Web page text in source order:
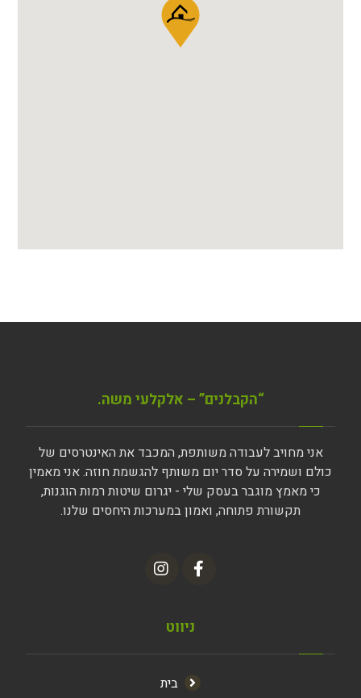
“הקבלנים” – אלקלעי משה.
אני מחויב לעבודה משותפת, המכבד את האינטרסים של
כולם ושמירה על סדר יום משותף להגשמת חוזה. אני מאמין
כי מאמץ מוגבר בעסק שלי - יגרום שיטות רמות הוגנות,
תקשורת פתוחה, ואמון במערכות היחסים שלנו.
ניווט
בית